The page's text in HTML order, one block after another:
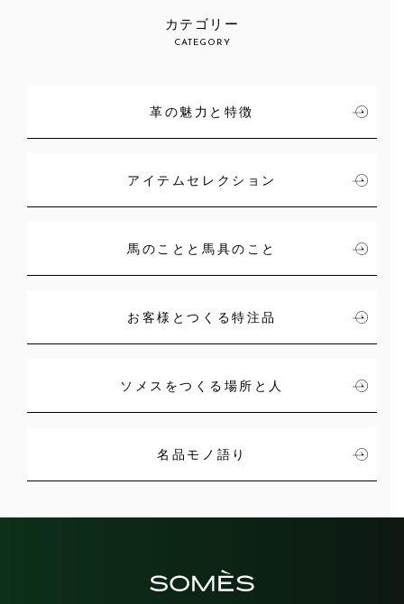
カテゴリー
CATEGORY
革の魅力と特徴
アイテムセレクション
馬のことと馬具のこと
お客様とつくる特注品
ソメスをつくる場所と人
名品モノ語り